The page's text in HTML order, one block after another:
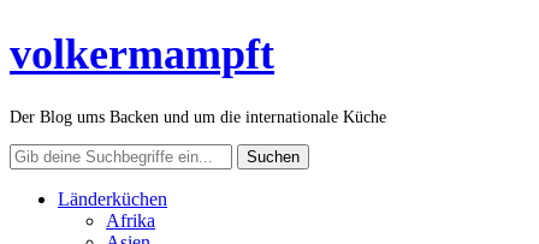
volkermampft
Der Blog ums Backen und um die internationale Küche
Länderküchen
Afrika